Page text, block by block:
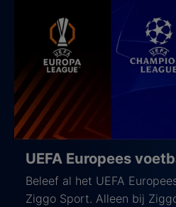
UEFA Europees
Beleef al het UEFA
Ziggo Sport. Alleen bij